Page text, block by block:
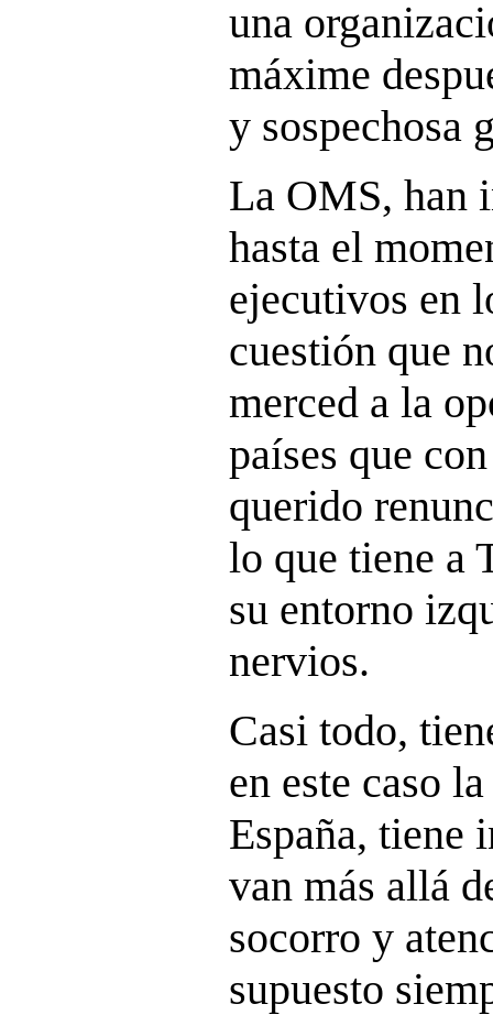
una
máxime
y sospechosa
La OMS, han
hasta el
ejecutivos en
cuestión que
merced a la
países que
querido
lo que tiene a
su entorno
nervios.
Casi todo,
en este caso
España, tiene
van más allá
socorro y
supuesto